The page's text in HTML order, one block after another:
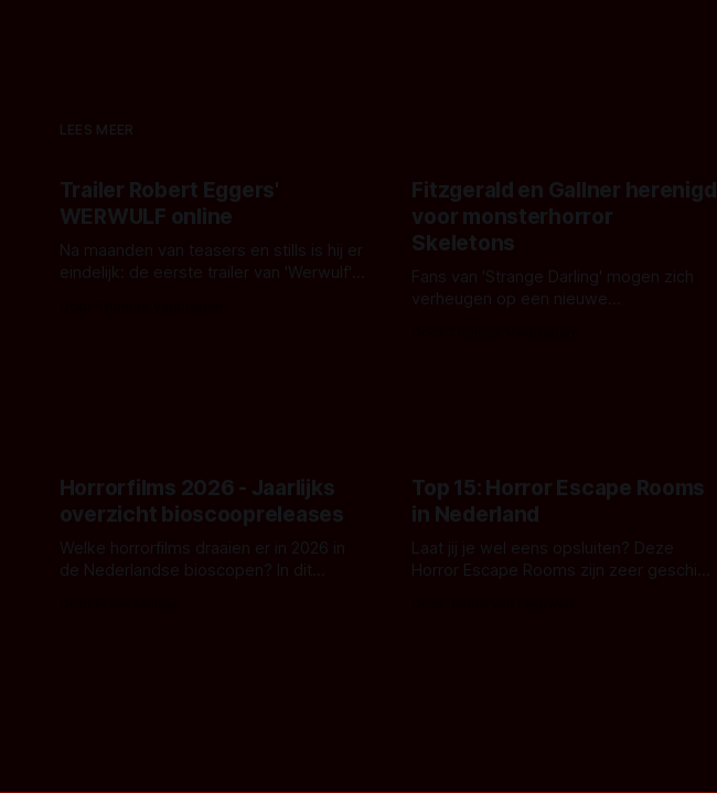
LEES MEER
Trailer Robert Eggers'
WERWULF online
Na maanden van teasers en stills is hij er
eindelijk: de eerste trailer van 'Werwulf'.
Fitzgerald en Gallner herenigd
voor monsterhorror
Skeletons
Fans van 'Strange Darling' mogen zich
verheugen op een nieuwe
Horrorfilms 2026 - Jaarlijks
overzicht bioscoopreleases
Welke horrorfilms draaien er in 2026 in
de Nederlandse bioscopen? In dit
Top 15: Horror Escape Rooms
in Nederland
Laat jij je wel eens opsluiten? Deze
Horror Escape Rooms zijn zeer geschikt